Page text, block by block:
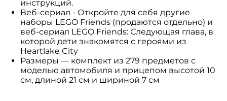
инструкций.
Веб-сериал - Откройте для себя другие
наборы LEGO Friends (продаются отдельно) и
веб-сериал LEGO Friends: Следующая глава, в
которой дети знакомятся с героями из
Heartlake City
Размеры — комплект из 279 предметов с
моделью автомобиля и прицепом высотой 10
см, длиной 21 см и шириной 7 см